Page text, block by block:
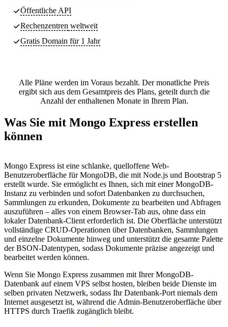
Öffentliche API
Rechenzentren weltweit
Gratis Domain für 1 Jahr
Alle Pläne werden im Voraus bezahlt. Der monatliche Preis
ergibt sich aus dem Gesamtpreis des Plans, geteilt durch die
Anzahl der enthaltenen Monate in Ihrem Plan.
Was Sie mit Mongo Express erstellen
können
Mongo Express ist eine schlanke, quelloffene Web-
Benutzeroberfläche für MongoDB, die mit Node.js und Bootstrap 5
erstellt wurde. Sie ermöglicht es Ihnen, sich mit einer MongoDB-
Instanz zu verbinden und sofort Datenbanken zu durchsuchen,
Sammlungen zu erkunden, Dokumente zu bearbeiten und Abfragen
auszuführen – alles von einem Browser-Tab aus, ohne dass ein
lokaler Datenbank-Client erforderlich ist. Die Oberfläche unterstützt
vollständige CRUD-Operationen über Datenbanken, Sammlungen
und einzelne Dokumente hinweg und unterstützt die gesamte Palette
der BSON-Datentypen, sodass Dokumente präzise angezeigt und
bearbeitet werden können.
Wenn Sie Mongo Express zusammen mit Ihrer MongoDB-
Datenbank auf einem VPS selbst hosten, bleiben beide Dienste im
selben privaten Netzwerk, sodass Ihr Datenbank-Port niemals dem
Internet ausgesetzt ist, während die Admin-Benutzeroberfläche über
HTTPS durch Traefik zugänglich bleibt.